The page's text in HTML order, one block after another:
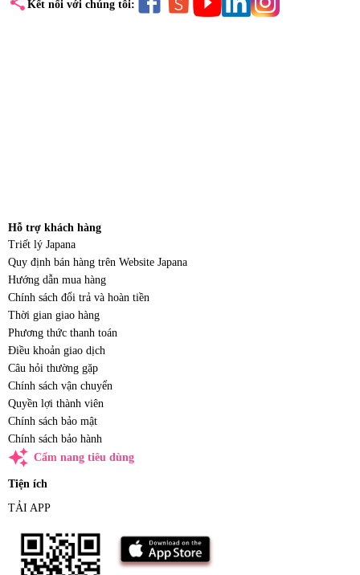
Kết nối với chúng tôi:
Hỗ trợ khách hàng
Triết lý Japana
Quy định bán hàng trên Website Japana
Hướng dẫn mua hàng
Chính sách đổi trả và hoàn tiền
Thời gian giao hàng
Phương thức thanh toán
Điều khoản giao dịch
Câu hỏi thường gặp
Chính sách vận chuyển
Quyền lợi thành viên
Chính sách bảo mật
Chính sách bảo hành
auto_awesome Cẩm nang tiêu dùng
Tiện ích
TẢI APP